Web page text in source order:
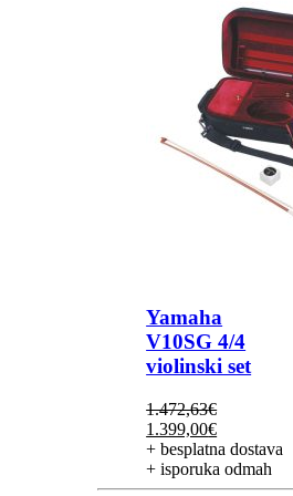
Yamaha
V10SG 4/4
violinski set
1.472,63€
Izvorna
cijena
bila
je:
1.399,00€Trenutna
cijena
je:
1.399,00€.
+ besplatna dostava
+ isporuka odmah